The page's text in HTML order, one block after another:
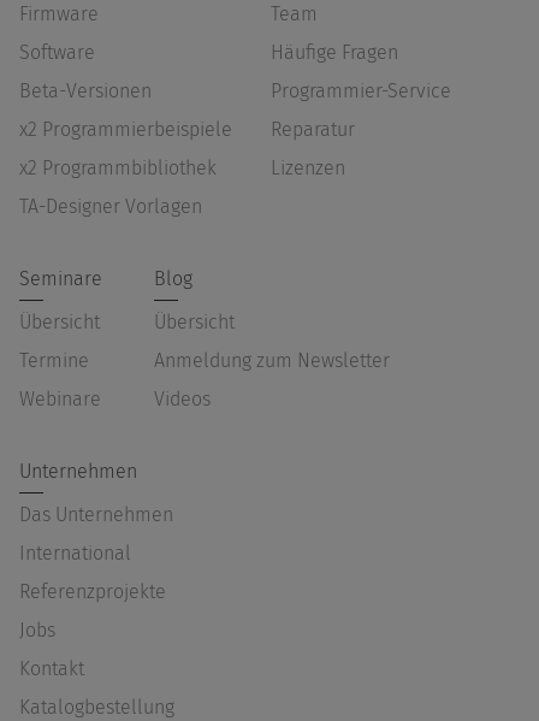
Firmware
Software
Beta-Versionen
x2 Programmierbeispiele
x2 Programmbibliothek
TA-Designer Vorlagen
Team
Häufige Fragen
Programmier-Service
Reparatur
Lizenzen
Seminare
Übersicht
Termine
Webinare
Blog
Übersicht
Anmeldung zum Newsletter
Videos
Unternehmen
Das Unternehmen
International
Referenzprojekte
Jobs
Kontakt
Katalogbestellung